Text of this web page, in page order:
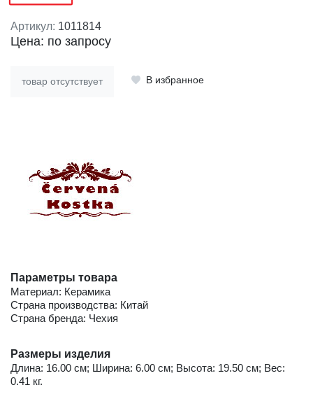
Артикул: 1011814
Цена: по запросу
товар отсутствует В избранное
Параметры товара
Материал: Керамика
Страна производства: Китай
Страна бренда: Чехия
Размеры изделия
Длина: 16.00 см; Ширина: 6.00 см; Высота: 19.50 см; Вес:
0.41 кг.